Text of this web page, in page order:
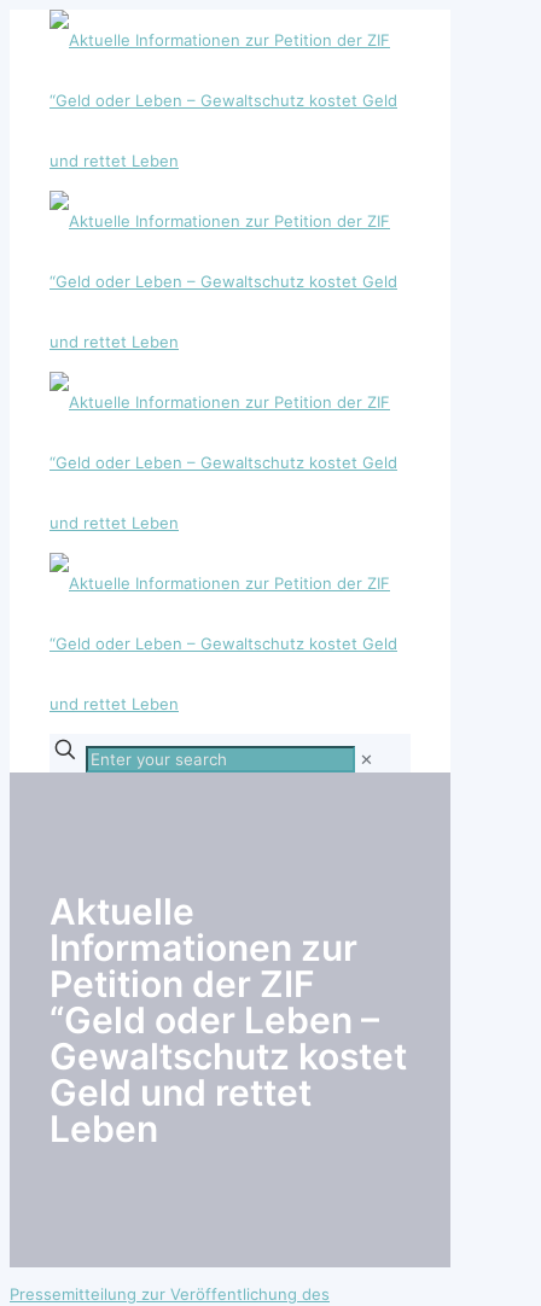
Enter
your
✕
Aktuelle
Informationen zur
Petition der ZIF
“Geld oder Leben –
Gewaltschutz kostet
Geld und rettet
Leben
Pressemitteilung zur Veröffentlichung des